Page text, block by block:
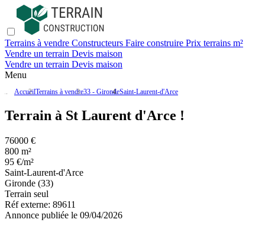
Terrains à vendre Constructeurs Faire construire Prix terrains m²
Vendre un terrain Devis maison
Vendre un terrain Devis maison
Menu
AccueilTerrains à vendre33 - GirondeSaint-Laurent-d'Arce
Terrain à St Laurent d'Arce !
76000 €
800 m²
95 €/m²
Saint-Laurent-d'Arce
Gironde (33)
Terrain seul
Réf externe: 89611
Annonce publiée le 09/04/2026